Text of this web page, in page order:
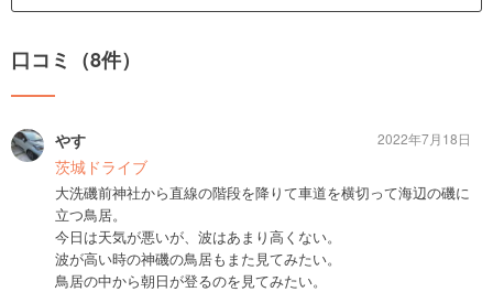
口コミ（8件）
やす
茨城ドライブ
大洗磯前神社から直線の階段を降りて車道を横切って海辺の磯に
立つ鳥居。
今日は天気が悪いが、波はあまり高くない。
波が高い時の神磯の鳥居もまた見てみたい。
鳥居の中から朝日が登るのを見てみたい。
2022年7月18日